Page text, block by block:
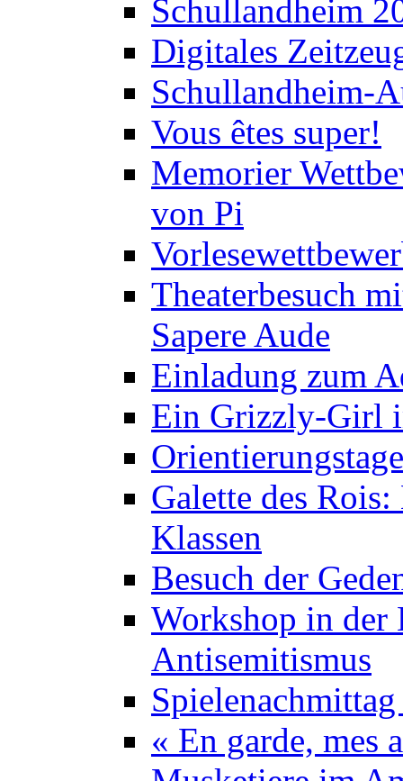
Schullandheim
Digitales
Schullandheim-
Vous êtes super!
Memorier
von Pi
Theaterbesuch
Sapere Aude
Einladung zum
Ein Grizzly-Girl
Galette des
Klassen
Besuch der
Workshop in der
Antisemitismus
« En garde, mes